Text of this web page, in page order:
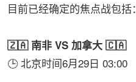
目前已经确定的焦点战包括：
🇿🇦 南非 VS 加拿大 🇨🇦
🕒 北京时间6月29日 03:00